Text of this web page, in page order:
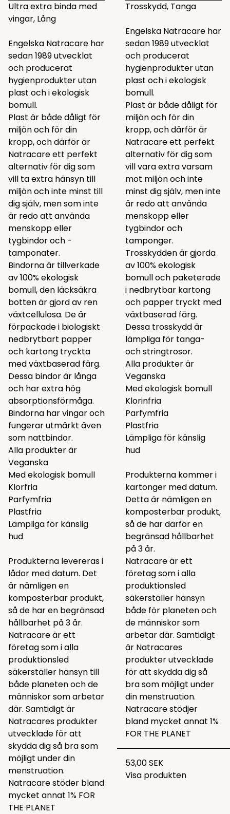
Ultra extra binda med
vingar, Lång
Engelska Natracare har
sedan 1989 utvecklat
och producerat
hygienprodukter utan
plast och i ekologisk
bomull.
Plast är både dåligt för
miljön och för din
kropp, och därför är
Natracare ett perfekt
alternativ för dig som
vill ta extra hänsyn till
miljön och inte minst till
dig själv, men som inte
är redo att använda
menskopp eller
tygbindor och -
tamponater.
Bindorna är tillverkade
av 100% ekologisk
bomull, den läcksäkra
botten är gjord av ren
växtcellulosa. De är
förpackade i biologiskt
nedbrytbart papper
och kartong tryckta
med växtbaserad färg.
Dessa bindor är långa
och har extra hög
absorptionsförmåga.
Bindorna har vingar och
fungerar utmärkt även
som nattbindor.
Alla produkter är
Veganska
Med ekologisk bomull
Klorfria
Parfymfria
Plastfria
Lämpliga för känslig
hud
Produkterna levereras i
lådor med datum. Det
är nämligen en
komposterbar produkt,
så de har en begränsad
hållbarhet på 3 år.
Natracare är ett
företag som i alla
produktionsled
säkerställer hänsyn till
både planeten och de
människor som arbetar
där. Samtidigt är
Natracares produkter
utvecklade för att
skydda dig så bra som
möjligt under din
menstruation.
Natracare stöder bland
mycket annat 1% FOR
THE PLANET
Trosskydd, Tanga
Engelska Natracare har
sedan 1989 utvecklat
och producerat
hygienprodukter utan
plast och i ekologisk
bomull.
Plast är både dåligt för
miljön och för din
kropp, och därför är
Natracare ett perfekt
alternativ för dig som
vill vara extra varsam
mot miljön och inte
minst dig själv, men inte
är redo att använda
menskopp eller
tygbindor och
tamponger.
Trosskydden är gjorda
av 100% ekologisk
bomull och paketerade
i nedbrytbar kartong
och papper tryckt med
växtbaserad färg.
Dessa trosskydd är
lämpliga för tanga-
och stringtrosor.
Alla produkter är
Veganska
Med ekologisk bomull
Klorinfria
Parfymfria
Plastfria
Lämpliga för känslig
hud
Produkterna kommer i
kartonger med datum.
Detta är nämligen en
komposterbar produkt,
så de har därför en
begränsad hållbarhet
på 3 år.
Natracare är ett
företag som i alla
produktionsled
säkerställer hänsyn
både för planeten och
de människor som
arbetar där. Samtidigt
är Natracares
produkter utvecklade
för att skydda dig så
bra som möjligt under
din menstruation.
Natracare stödjer
bland mycket annat 1%
FOR THE PLANET
53,00 SEK
Visa produkten